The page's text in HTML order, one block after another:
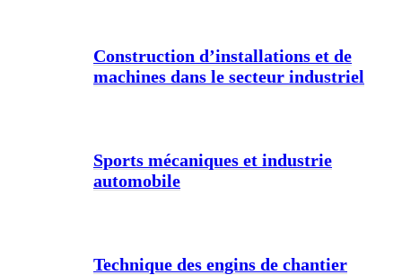
Construction d’installations et de
machines dans le secteur industriel
Sports mécaniques et industrie
automobile
Technique des engins de chantier